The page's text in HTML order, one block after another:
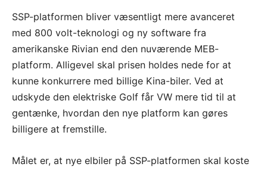
SSP-platformen bliver væsentligt mere avanceret
med 800 volt-teknologi og ny software fra
amerikanske Rivian end den nuværende MEB-
platform. Alligevel skal prisen holdes nede for at
kunne konkurrere med billige Kina-biler. Ved at
udskyde den elektriske Golf får VW mere tid til at
gentænke, hvordan den nye platform kan gøres
billigere at fremstille.
Målet er, at nye elbiler på SSP-platformen skal koste